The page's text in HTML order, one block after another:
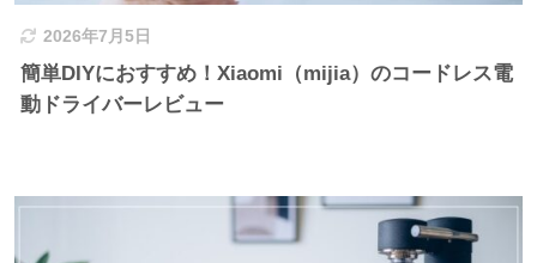
2026年7月5日
簡単DIYにおすすめ！Xiaomi（mijia）のコードレス電
動ドライバーレビュー